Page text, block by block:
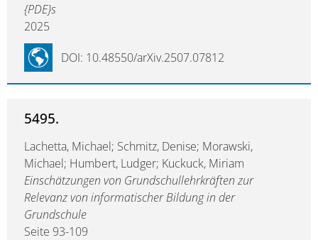
{PDE}s
2025
DOI: 10.48550/arXiv.2507.07812
5495.
Lachetta, Michael; Schmitz, Denise; Morawski,
Michael; Humbert, Ludger; Kuckuck, Miriam
Einschätzungen von Grundschullehrkräften zur
Relevanz von informatischer Bildung in der
Grundschule
Seite 93-109